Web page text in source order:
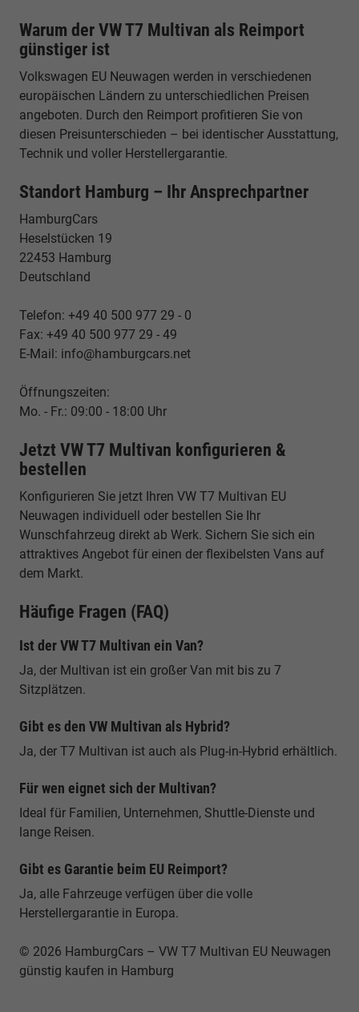
Warum der VW T7 Multivan als Reimport
günstiger ist
Volkswagen EU Neuwagen werden in verschiedenen
europäischen Ländern zu unterschiedlichen Preisen
angeboten. Durch den Reimport profitieren Sie von
diesen Preisunterschieden – bei identischer Ausstattung,
Technik und voller Herstellergarantie.
Standort Hamburg – Ihr Ansprechpartner
HamburgCars
Heselstücken 19
22453 Hamburg
Deutschland
Telefon: +49 40 500 977 29 - 0
Fax: +49 40 500 977 29 - 49
E-Mail: info@hamburgcars.net
Öffnungszeiten:
Mo. - Fr.: 09:00 - 18:00 Uhr
Jetzt VW T7 Multivan konfigurieren &
bestellen
Konfigurieren Sie jetzt Ihren VW T7 Multivan EU
Neuwagen individuell oder bestellen Sie Ihr
Wunschfahrzeug direkt ab Werk. Sichern Sie sich ein
attraktives Angebot für einen der flexibelsten Vans auf
dem Markt.
Häufige Fragen (FAQ)
Ist der VW T7 Multivan ein Van?
Ja, der Multivan ist ein großer Van mit bis zu 7
Sitzplätzen.
Gibt es den VW Multivan als Hybrid?
Ja, der T7 Multivan ist auch als Plug-in-Hybrid erhältlich.
Für wen eignet sich der Multivan?
Ideal für Familien, Unternehmen, Shuttle-Dienste und
lange Reisen.
Gibt es Garantie beim EU Reimport?
Ja, alle Fahrzeuge verfügen über die volle
Herstellergarantie in Europa.
© 2026 HamburgCars – VW T7 Multivan EU Neuwagen
günstig kaufen in Hamburg